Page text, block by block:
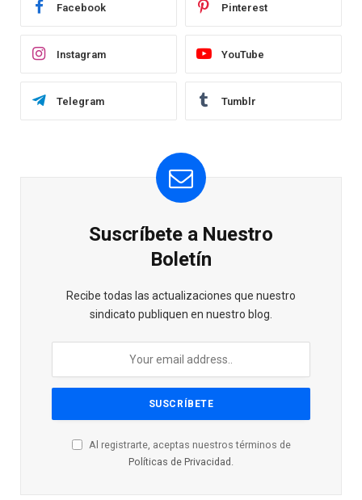
Facebook Pinterest
Instagram YouTube
Telegram Tumblr
Suscríbete a Nuestro
Boletín
Recibe todas las actualizaciones que nuestro
sindicato publiquen en nuestro blog.
Al registrarte, aceptas nuestros términos de
Políticas de Privacidad .